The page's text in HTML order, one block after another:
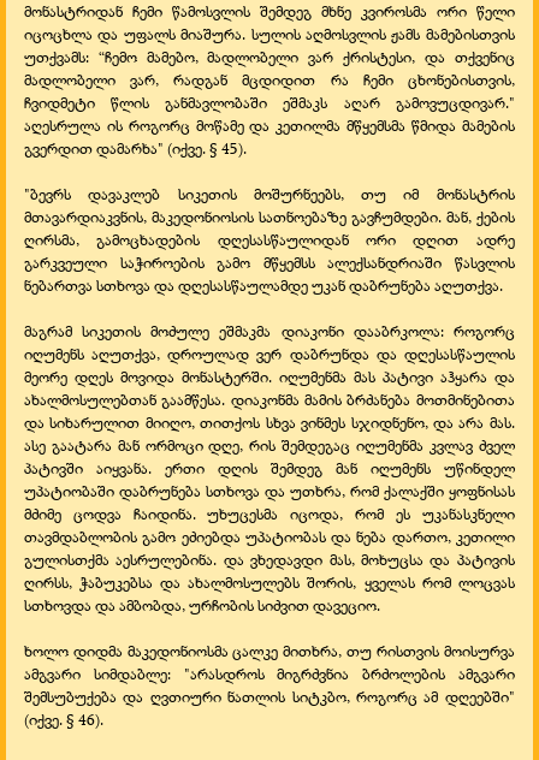
მონასტრიდან ჩემი წამოსვლის შემდეგ მხნე კვიროსმა ორი წელი
იცოცხლა და უფალს მიაშურა. სულის აღმოსვლის ჟამს მამებისთვის
უთქვამს: “ჩემო მამებო, მადლობელი ვარ ქრისტესი, და თქვენიც
მადლობელი ვარ, რადგან მცდიდით რა ჩემი ცხონებისთვის,
ჩვიდმეტი წლის განმავლობაში ეშმაკს აღარ გამოვუცდივარ."
აღესრულა ის როგორც მოწამე და კეთილმა მწყემსმა წმიდა მამების
გვერდით დამარხა" (იქვე. § 45).
"ბევრს დავაკლებ სიკეთის მოშურნეებს, თუ იმ მონასტრის
მთავარდიაკვნის, მაკედონიოსის სათნოებაზე გავჩუმდები. მან, ქების
ღირსმა, გამოცხადების დღესასწაულიდან ორი დღით ადრე
გარკვეული საჭიროების გამო მწყემსს ალექსანდრიაში წასვლის
ნებართვა სთხოვა და დღესასწაულამდე უკან დაბრუნება აღუთქვა.
მაგრამ სიკეთის მოძულე ეშმაკმა დიაკონი დააბრკოლა: როგორც
იღუმენს აღუთქვა, დროულად ვერ დაბრუნდა და დღესასწაულის
მეორე დღეს მოვიდა მონასტერში. იღუმენმა მას პატივი აჰყარა და
ახალმოსულებთან გაამწესა. დიაკონმა მამის ბრძანება მოთმინებითა
და სიხარულით მიიღო, თითქოს სხვა ვინმეს სჯიდნენო, და არა მას.
ასე გაატარა მან ორმოცი დღე, რის შემდეგაც იღუმენმა კვლავ ძველ
პატივში აიყვანა. ერთი დღის შემდეგ მან იღუმენს უწინდელ
უპატიობაში დაბრუნება სთხოვა და უთხრა, რომ ქალაქში ყოფნისას
მძიმე ცოდვა ჩაიდინა. უხუცესმა იცოდა, რომ ეს უკანასკნელი
თავმდაბლობის გამო ეძიებდა უპატიობას და ნება დართო, კეთილი
გულისთქმა აესრულებინა. და ვხედავდი მას, მოხუცსა და პატივის
ღირსს, ჭაბუკებსა და ახალმოსულებს შორის, ყველას რომ ლოცვას
სთხოვდა და ამბობდა, ურჩობის სიძვით დავეციო.
ხოლო დიდმა მაკედონიოსმა ცალკე მითხრა, თუ რისთვის მოისურვა
ამგვარი სიმდაბლე: "არასდროს მიგრძვნია ბრძოლების ამგვარი
შემსუბუქება და ღვთიური ნათლის სიტკბო, როგორც ამ დღეებში"
(იქვე. § 46).